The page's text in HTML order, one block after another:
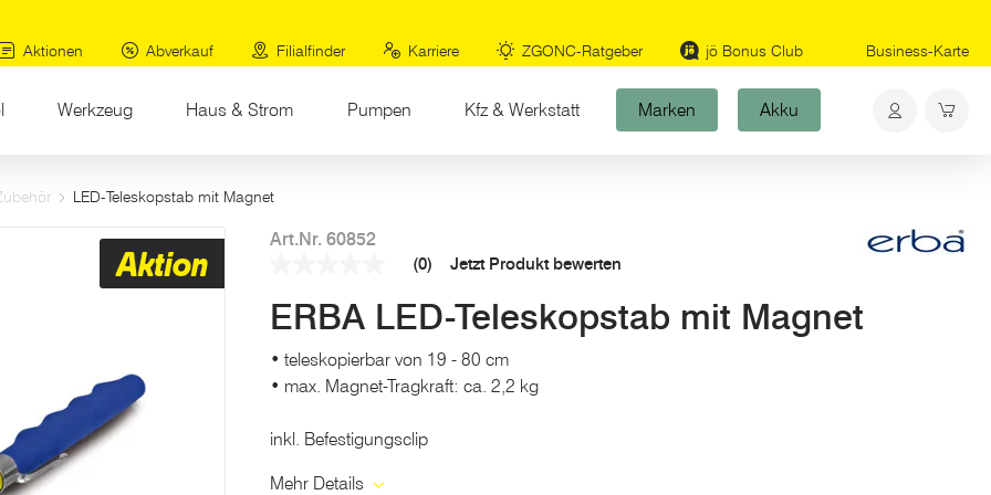
Aktionen
Abverkauf Filialfinder Karriere ZGONC-Ratgeber jö Bonus Club Business-Karte
Werkzeug Haus & Strom Pumpen Kfz & Werkstatt Marken Akku
LED-Teleskopstab mit Magnet
Aktion
Art.Nr. 60852
Link
auf
Seite.
(0) Jetzt Produkt bewerten
ERBA LED-Teleskopstab mit Magnet
• teleskopierbar von 19 - 80 cm
• max. Magnet-Tragkraft: ca. 2,2 kg
inkl. Befestigungsclip
Mehr Details